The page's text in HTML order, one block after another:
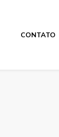
CONTATO